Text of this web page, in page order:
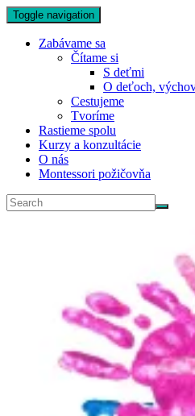
Toggle navigation
Zabávame sa
Čítame si
S deťmi
O deťoch,
Cestujeme
Tvoríme
Rastieme spolu
Kurzy a konzultácie
O nás
Montessori požičovňa